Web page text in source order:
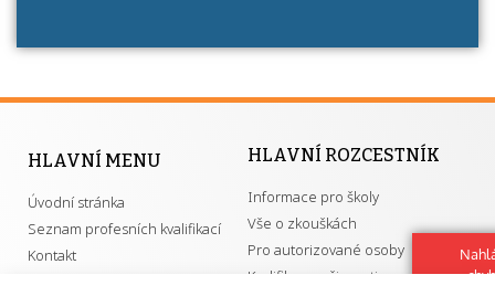
HLAVNÍ MENU
Úvodní stránka
Seznam profesních kvalifikací
Kontakt
HLAVNÍ ROZCESTNÍK
Informace pro školy
Vše o zkouškách
Pro autorizované osoby
Kvalifikace a živnosti